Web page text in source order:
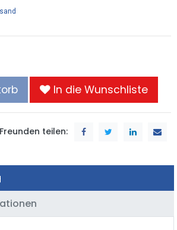
In die Wunschliste
teilen: